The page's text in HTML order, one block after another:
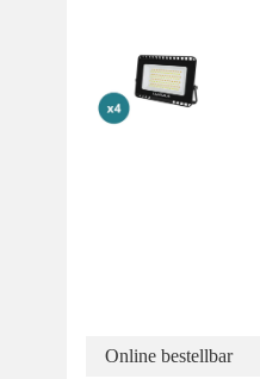
Online bestellbar